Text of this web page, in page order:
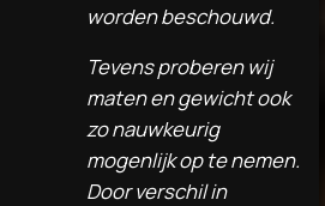
worden beschouwd.
Tevens proberen wij
maten en gewicht ook
zo nauwkeurig
mogenlijk op te nemen.
Door verschil in